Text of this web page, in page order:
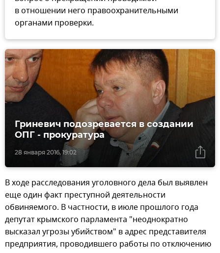
в отношении него правоохранительными
органами проверки.
28 января 2016, 19:02
Гриневич подозревается в создании
ОПГ - прокуратура
В ходе расследования уголовного дела был выявлен
еще один факт преступной деятельности
обвиняемого. В частности, в июле прошлого года
депутат крымского парламента "неоднократно
высказал угрозы убийством" в адрес представителя
предприятия, проводившего работы по отключению